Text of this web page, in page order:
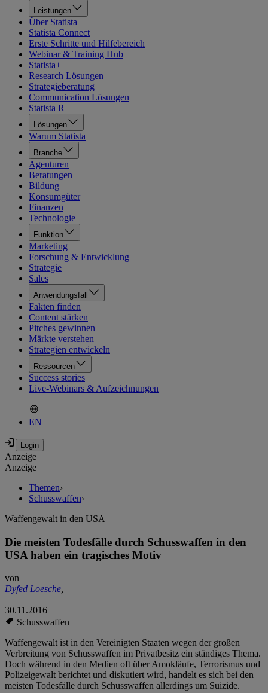
Leistungen
Über Statista
Statista Connect
Erste Schritte und Hilfebereich
Webinar & Training Hub
Statista+
Research Lösungen
Strategieberatung
Communication Lösungen
Statista R
Lösungen
Warum Statista
Branche
Agenturen
Beratungen
Bildung
Konsumgüter
Finanzen
Technologie
Funktion
Marketing
Forschung & Entwicklung
Strategie
Sales
Anwendungsfall
Fakten finden
Content stärken
Pitches gewinnen
Märkte verstehen
Strategien entwickeln
Ressourcen
Success stories
Live-Webinars & Aufzeichnungen
EN
Anzeige
Anzeige
Themen›
Schusswaffen›
Waffengewalt in den USA
Die meisten Todesfälle durch Schusswaffen in den
USA haben ein tragisches Motiv
von
Dyfed Loesche,
30.11.2016
Schusswaffen
Waffengewalt ist in den Vereinigten Staaten wegen der großen
Verbreitung von Schusswaffen im Privatbesitz ein ständiges Thema.
Doch während in den Medien oft über Amokläufe, Terrorismus und
Polizeigewalt berichtet und diskutiert wird, handelt es sich bei den
meisten Todesfälle durch Schusswaffen allerdings um Suizide.